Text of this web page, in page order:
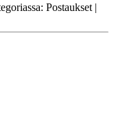
Postaukset |